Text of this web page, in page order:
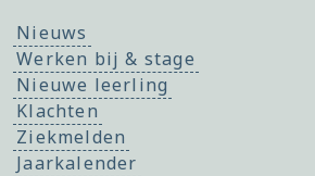
Nieuws
Werken bij & stage
Nieuwe leerling
Klachten
Ziekmelden
Jaarkalender